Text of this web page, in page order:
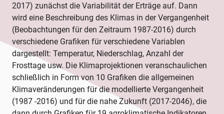
2017) zunächst die Variabilität der Erträge auf. Dann
wird eine Beschreibung des Klimas in der Vergangenheit
(Beobachtungen für den Zeitraum 1987-2016) durch
verschiedene Grafiken für verschiedene Variablen
dargestellt: Temperatur, Niederschlag, Anzahl der
Frosttage usw. Die Klimaprojektionen veranschaulichen
schließlich in Form von 10 Grafiken die allgemeinen
Klimaveränderungen für die modellierte Vergangenheit
(1987 -2016) und für die nahe Zukunft (2017-2046), die